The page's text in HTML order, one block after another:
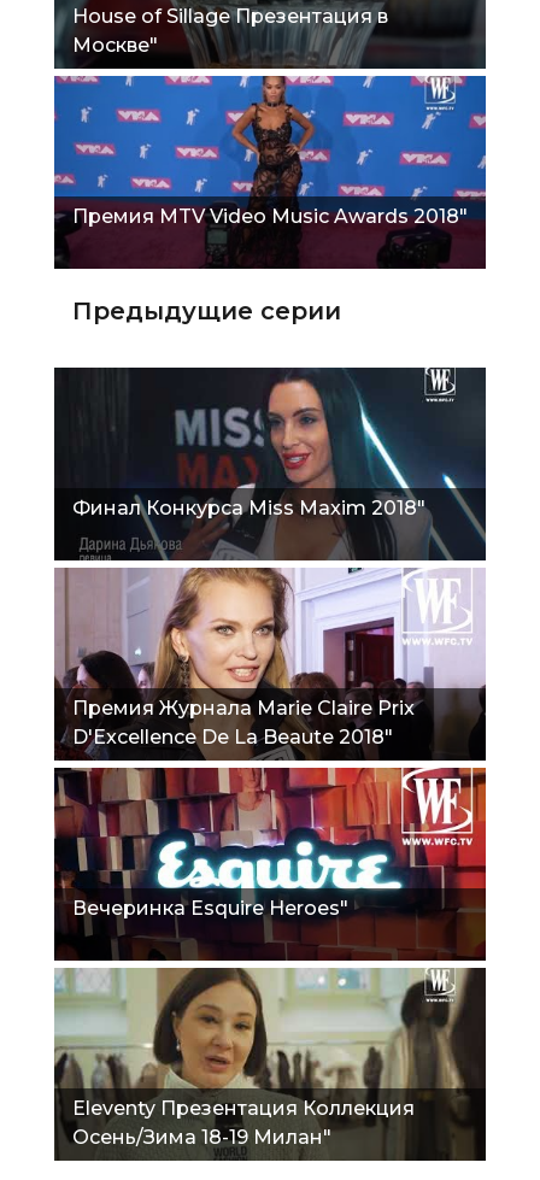
House of Sillage Презентация в
Москве"
Премия MTV Video Music Awards 2018"
Предыдущие серии
Финал Конкурса Miss Maxim 2018"
Премия Журнала Marie Claire Prix
D'Excellence De La Beaute 2018"
Вечеринка Esquire Heroes"
Eleventy Презентация Коллекция
Осень/Зима 18-19 Милан"